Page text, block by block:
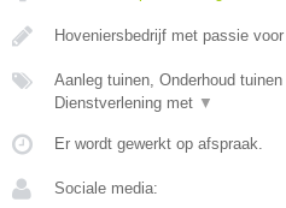
Hoveniersbedrijf met passie
Aanleg tuinen, Onderhoud tuinen
Dienstverlening met ▼
Er wordt gewerkt op afspraak.
Sociale media: